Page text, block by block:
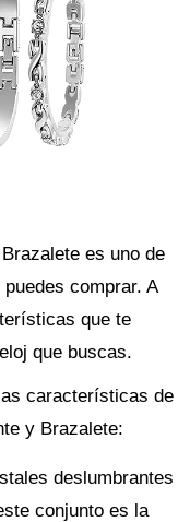
es uno de
comprar. A
que te
que buscas.
características de
y Brazalete:
deslumbrantes
conjunto es la